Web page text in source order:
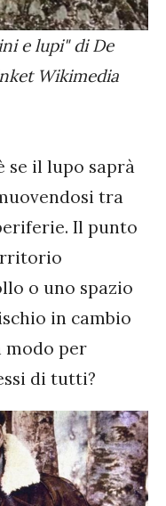
e lupi" di De
Wikimedia
se il lupo saprà
tra
Il punto
o uno spazio
in cambio
modo per
di tutti?